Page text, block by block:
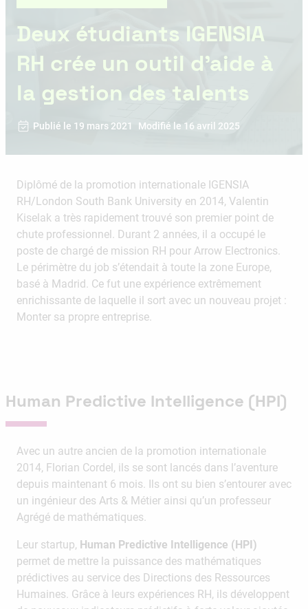
Deux étudiants IGENSIA
RH crée un outil d’aide à
la gestion des talents
Publié le 19 mars 2021 Modifié le 16 avril 2025
Diplômé de la promotion internationale IGENSIA
RH/London South Bank University en 2014, Valentin
Kiselak a très rapidement trouvé son premier point de
chute professionnel. Durant 2 années, il a occupé le
poste de chargé de mission RH pour Arrow Electronics.
Le périmètre du job s’étendait à toute la zone Europe,
basé à Madrid. Ce fut une expérience extrêmement
enrichissante de laquelle il sort avec un nouveau projet :
Monter sa propre entreprise.
Human Predictive Intelligence (HPI)
Avec un autre ancien de la promotion internationale
2014, Florian Cordel, ils se sont lancés dans l’aventure
depuis maintenant 6 mois. Ils ont su bien s’entourer avec
un ingénieur des Arts & Métier ainsi qu’un professeur
Agrégé de mathématiques.
Leur startup, Human Predictive Intelligence (HPI)
permet de mettre la puissance des mathématiques
prédictives au service des Directions des Ressources
Humaines. Grâce à leurs expériences RH, ils développent